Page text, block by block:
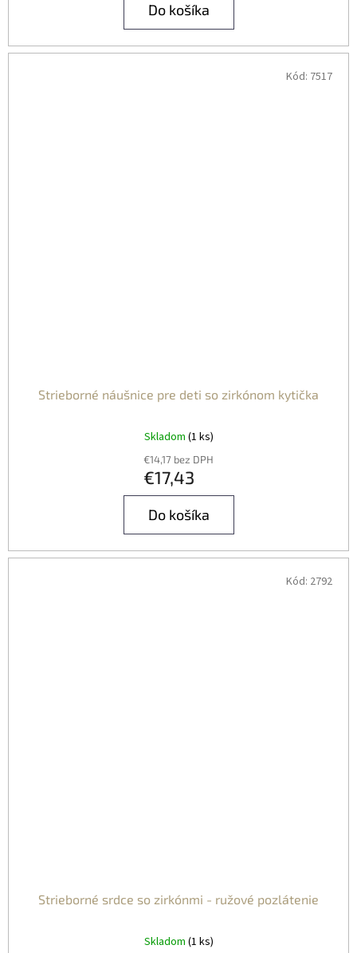
Do košíka
Strieborné náušnice pre deti so zirkónom kytička
Skladom (1 ks)
€14,17 bez DPH
€17,43
Do košíka
Kód: 7517
Strieborné srdce so zirkónmi - ružové pozlátenie
Skladom (1 ks)
Kód: 2792